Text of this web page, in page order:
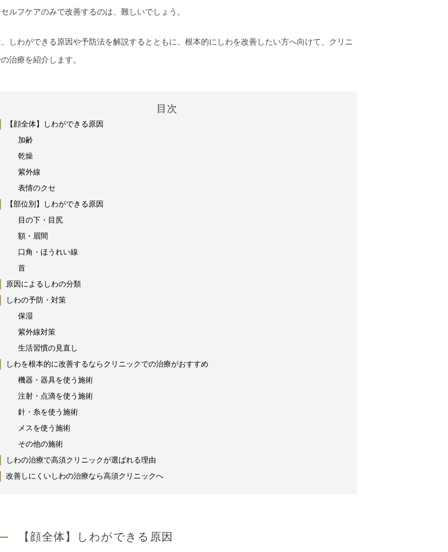
ルフケアのみで改善するのは、難しいでしょう。
しわができる原因や予防法を解説するとともに、根本的にしわを改善したい方へ向けて、クリニ
治療を紹介します。
目次
【顔全体】しわができる原因
加齢
乾燥
紫外線
表情のクセ
【部位別】しわができる原因
目の下・目尻
額・眉間
口角・ほうれい線
首
原因によるしわの分類
しわの予防・対策
保湿
紫外線対策
生活習慣の見直し
しわを根本的に改善するならクリニックでの治療がおすすめ
機器・器具を使う施術
注射・点滴を使う施術
針・糸を使う施術
メスを使う施術
その他の施術
しわの治療で高須クリニックが選ばれる理由
改善しにくいしわの治療なら高須クリニックへ
【顔全体】しわができる原因